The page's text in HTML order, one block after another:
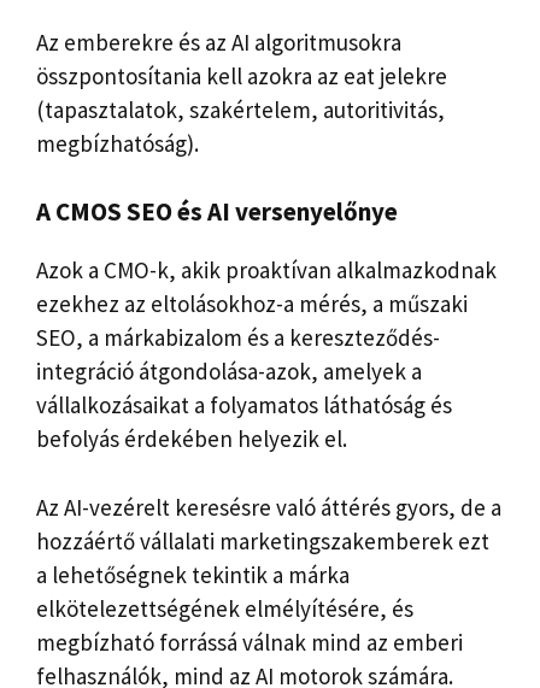
Az emberekre és az AI algoritmusokra
összpontosítania kell azokra az eat jelekre
(tapasztalatok, szakértelem, autoritivitás,
megbízhatóság).
A CMOS SEO és AI versenyelőnye
Azok a CMO-k, akik proaktívan alkalmazkodnak
ezekhez az eltolásokhoz-a mérés, a műszaki
SEO, a márkabizalom és a kereszteződés-
integráció átgondolása-azok, amelyek a
vállalkozásaikat a folyamatos láthatóság és
befolyás érdekében helyezik el.
Az AI-vezérelt keresésre való áttérés gyors, de a
hozzáértő vállalati marketingszakemberek ezt
a lehetőségnek tekintik a márka
elkötelezettségének elmélyítésére, és
megbízható forrássá válnak mind az emberi
felhasználók, mind az AI motorok számára.